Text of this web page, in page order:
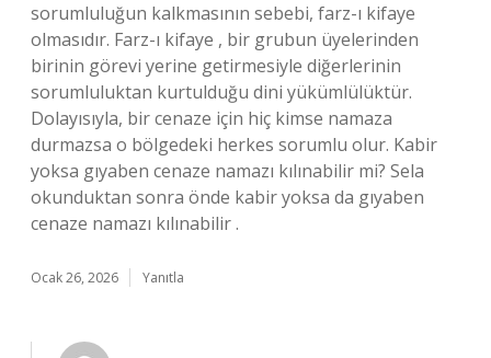
sorumluluğun kalkmasının sebebi, farz-ı kifaye
olmasıdır. Farz-ı kifaye , bir grubun üyelerinden
birinin görevi yerine getirmesiyle diğerlerinin
sorumluluktan kurtulduğu dini yükümlülüktür.
Dolayısıyla, bir cenaze için hiç kimse namaza
durmazsa o bölgedeki herkes sorumlu olur. Kabir
yoksa gıyaben cenaze namazı kılınabilir mi? Sela
okunduktan sonra önde kabir yoksa da gıyaben
cenaze namazı kılınabilir .
Ocak 26, 2026 Yanıtla